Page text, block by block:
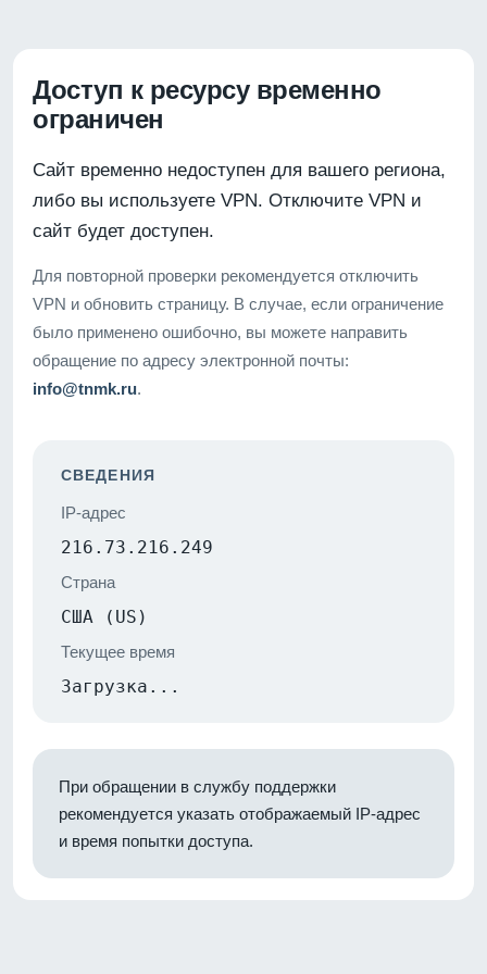
Доступ к ресурсу временно
ограничен
Сайт временно недоступен для вашего региона,
либо вы используете VPN. Отключите VPN и
сайт будет доступен.
Для повторной проверки рекомендуется отключить
VPN и обновить страницу. В случае, если ограничение
было применено ошибочно, вы можете направить
обращение по адресу электронной почты:
info@tnmk.ru.
СВЕДЕНИЯ
IP-адрес
216.73.216.249
Страна
США (US)
Текущее время
Загрузка...
При обращении в службу поддержки
рекомендуется указать отображаемый IP-адрес
и время попытки доступа.